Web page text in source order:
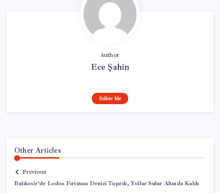
Author
Ece Şahin
Follow Me
Other Articles
Previous
Balıkesir’de Lodos Fırtınası Denizi Taşırdı, Yollar Sular Altında Kaldı